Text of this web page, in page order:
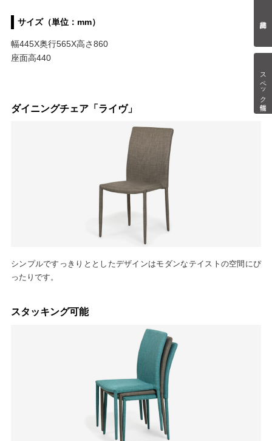
スペック情報
サイズ（単位：mm）
幅445X奥行565X高さ860
座面高440
ダイニングチェア「ライヴ」
シンプルですっきりととしたデザインはモダンなテイストの空間にぴ
ったりです。
スタッキング可能